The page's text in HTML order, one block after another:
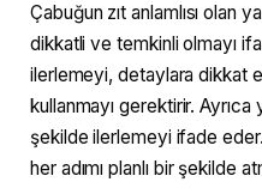
Çabuğun zıt anlamlısı olan
dikkatli ve temkinli olmayı
ilerlemeyi, detaylara dikkat
kullanmayı gerektirir.
şekilde ilerlemeyi ifade
her adımı planlı bir şekilde